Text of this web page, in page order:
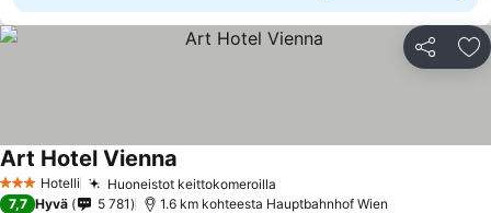
Jaa
3 Tähtiluokitus
Hotelli Huoneistot keittokomeroilla
Art Hotel Vienna
7,7 Hyvä 5 781 1.6 km kohteesta Hauptbahnhof Wien